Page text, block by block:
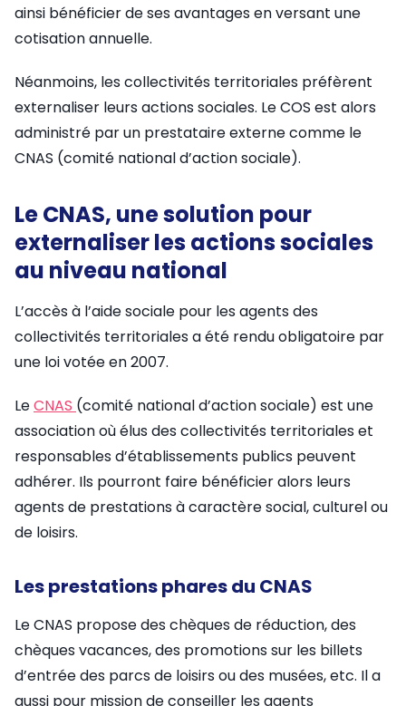
ainsi bénéficier de ses avantages en versant une
cotisation annuelle.
Néanmoins, les collectivités territoriales préfèrent
externaliser leurs actions sociales. Le COS est alors
administré par un prestataire externe comme le
CNAS (comité national d’action sociale).
Le CNAS, une solution pour
externaliser les actions sociales
au niveau national
L’accès à l’aide sociale pour les agents des
collectivités territoriales a été rendu obligatoire par
une loi votée en 2007.
LeCNAS (comité national d’action sociale) est une
association où élus des collectivités territoriales et
responsables d’établissements publics peuvent
adhérer. Ils pourront faire bénéficier alors leurs
agents de prestations à caractère social, culturel ou
de loisirs.
Les prestations phares du CNAS
Le CNAS propose des chèques de réduction, des
chèques vacances, des promotions sur les billets
d’entrée des parcs de loisirs ou des musées, etc. Il a
aussi pour mission de conseiller les agents